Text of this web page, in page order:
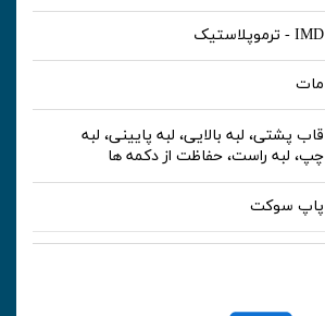
IMD - ترموپلاستیک
مات
قاب پشتی، لبه بالایی، لبه پایینی، لبه
چپ، لبه راست، حفاظت از دکمه ها
پاپ سوکت